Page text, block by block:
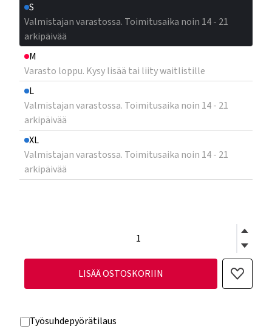
S
Valmistajan varastossa. Toimitusaika noin 14 - 21
arkipäivää
M
Varasto loppu. Kysy lisää tai liity waitlistille
L
Valmistajan varastossa. Toimitusaika noin 14 - 21
arkipäivää
XL
Valmistajan varastossa. Toimitusaika noin 14 - 21
arkipäivää
LISÄÄ OSTOSKORIIN
Työsuhdepyörätilaus